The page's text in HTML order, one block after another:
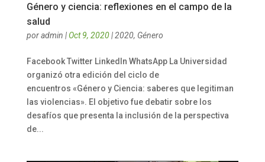
Género y ciencia: reflexiones en el campo de la
salud
poradmin | Oct 9, 2020|2020, Género
Facebook Twitter LinkedIn WhatsApp La Universidad
organizó otra edición del ciclo de
encuentros «Género y Ciencia: saberes que legitiman
las violencias». El objetivo fue debatir sobre los
desafíos que presenta la inclusión de la perspectiva
de...